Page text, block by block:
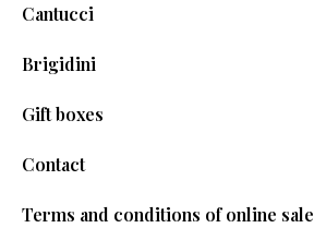
Cantucci
Brigidini
Gift boxes
Contact
Terms and conditions of online sale